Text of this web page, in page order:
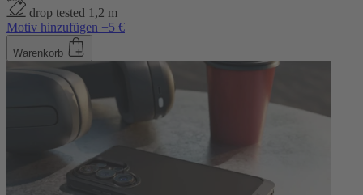
drop tested 1,2 m
Motiv hinzufügen +5 €
Warenkorb